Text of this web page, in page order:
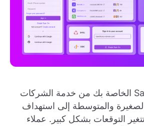
مع توسع شركة SaaS الخاصة بك من خدمة الشركات
والمتوسطة إلى استهداف
التوقعات بشكل كبير. عملاء